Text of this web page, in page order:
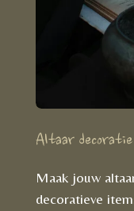
Altaar decoratie
Maak jouw
decoratieve